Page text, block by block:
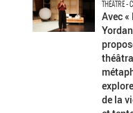
THÉÂTRE -
Avec
de la